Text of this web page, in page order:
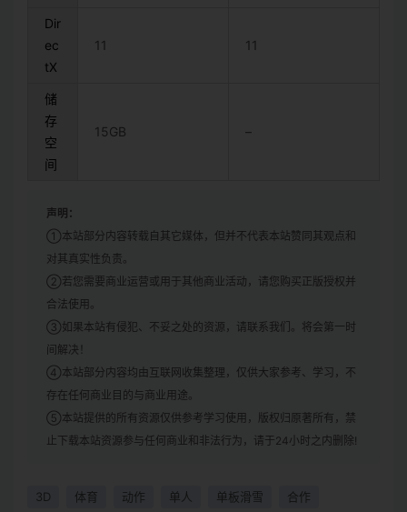
Dir
ec
tX
11 11
储
存
空
间
15GB –
声明：
①本站部分内容转载自其它媒体，但并不代表本站赞同其观点和
对其真实性负责。
②若您需要商业运营或用于其他商业活动，请您购买正版授权并
合法使用。
③如果本站有侵犯、不妥之处的资源，请联系我们。将会第一时
间解决！
④本站部分内容均由互联网收集整理，仅供大家参考、学习，不
存在任何商业目的与商业用途。
⑤本站提供的所有资源仅供参考学习使用，版权归原著所有，禁
止下载本站资源参与任何商业和非法行为，请于24小时之内删除!
3D 体育 动作 单人 单板滑雪 合作